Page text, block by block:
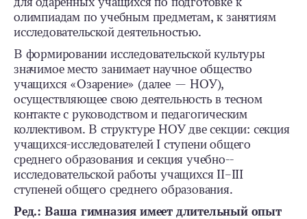
олимпиадам по учебным предметам, к занятиям
исследовательской деятельностью.
В формировании исследовательской культуры
значимое место занимает научное общество
учащихся «Озарение» (далее — НОУ),
осуществляющее свою деятельность в тесном
контакте с руководством и педагогическим
коллективом. В структуре НОУ две секции: секция
учащихся-­исследователей I ступени общего
среднего образования и секция учебно-­
исследовательской работы учащихся II–III
ступеней общего среднего образования.
Ред.: Ваша гимназия имеет длительный опыт